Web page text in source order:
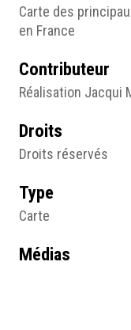
Carte des
en France
Contributeur
Réalisation Jacqui
Droits
Droits réservés
Type
Carte
Médias